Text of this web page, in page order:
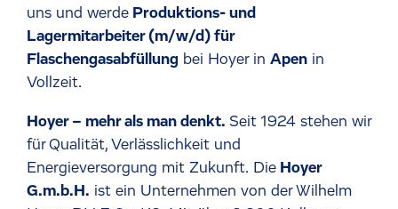
uns und werde Produktions- und
Lagermitarbeiter (m/w/d) für
Flaschengasabfüllung bei Hoyer in Apen in
Vollzeit.
Hoyer – mehr als man denkt. Seit 1924 stehen wir
für Qualität, Verlässlichkeit und
Energieversorgung mit Zukunft. Die Hoyer
G.m.b.H. ist ein Unternehmen von der Wilhelm